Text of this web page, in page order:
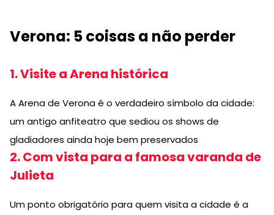
Verona: 5 coisas a não perder
1. Visite a Arena histórica
A Arena de Verona é o verdadeiro símbolo da cidade:
um antigo anfiteatro que sediou os shows de
gladiadores ainda hoje bem preservados
2. Com vista para a famosa varanda de
Julieta
Um ponto obrigatório para quem visita a cidade é a